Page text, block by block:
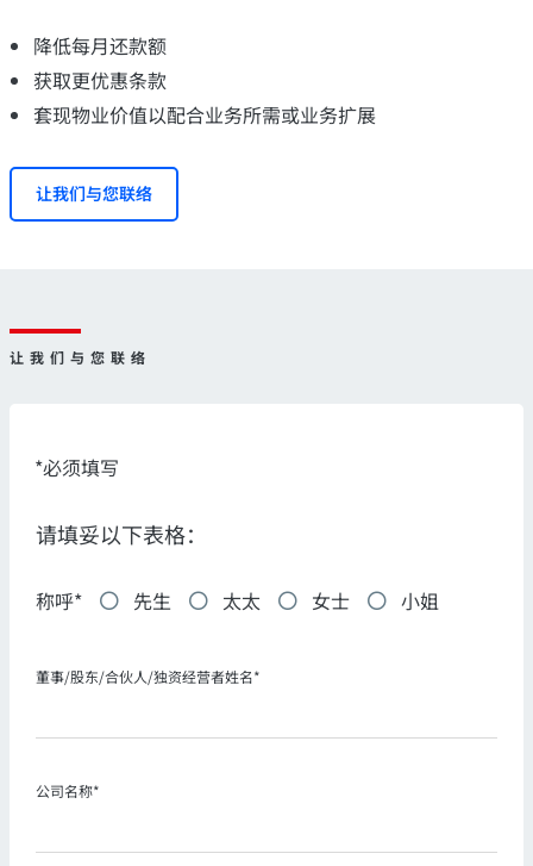
降低每月还款额
获取更优惠条款
套现物业价值以配合业务所需或业务扩展
让我们与您联络
让我们与您联络
*必须填写
请填妥以下表格：
称呼* 先生 太太 女士 小姐
董事/股东/合伙人/独资经营者姓名*
公司名称*